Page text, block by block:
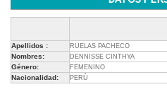
Apellidos : RUELAS PACHECO
Nombres: DENNISSE CINTHYA
Género: FEMENINO
Nacionalidad: PERÚ